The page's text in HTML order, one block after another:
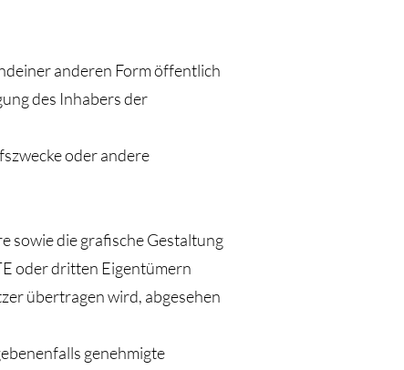
anderen Form öffentlich
des Inhabers der
oder andere
sowie die grafische Gestaltung
oder dritten Eigentümern
übertragen wird, abgesehen
genehmigte